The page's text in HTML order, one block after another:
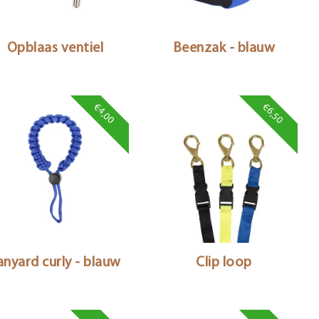
Opblaas ventiel Beenzak - blauw
€4,00
curly - blauw
€6,50
Clip loop